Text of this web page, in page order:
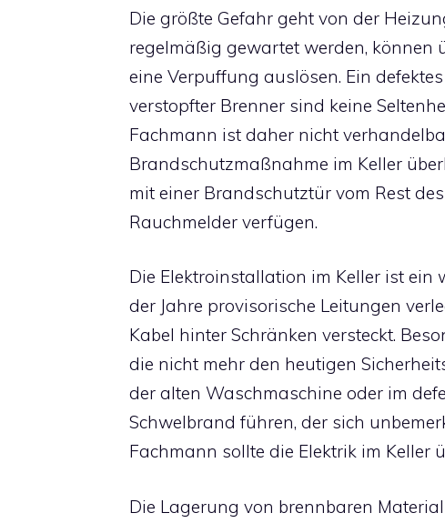
Die größte Gefahr geht von der
regelmäßig gewartet werden, können
eine Verpuffung auslösen. Ein
verstopfter Brenner sind keine
Fachmann ist daher nicht
Brandschutzmaßnahme im Keller
mit einer Brandschutztür vom Rest
Rauchmelder verfügen.
Die Elektroinstallation im Keller ist ein
der Jahre provisorische Leitungen
Kabel hinter Schränken versteckt.
die nicht mehr den heutigen
der alten Waschmaschine oder im
Schwelbrand führen, der sich
Fachmann sollte die Elektrik im Keller
Die Lagerung von brennbaren